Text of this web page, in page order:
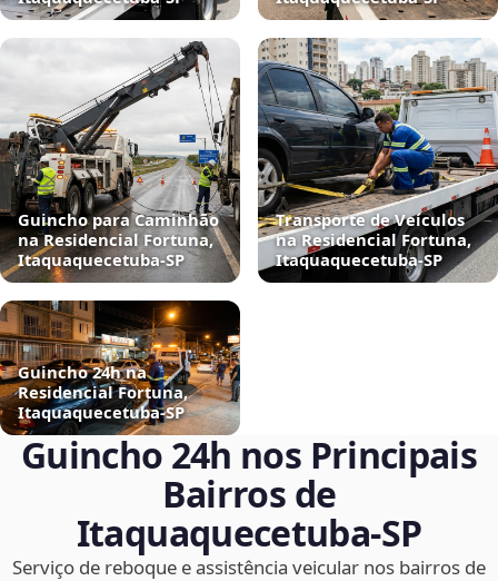
Guincho para Caminhão
na Residencial Fortuna,
Itaquaquecetuba‑SP
Transporte de Veículos
na Residencial Fortuna,
Itaquaquecetuba‑SP
Guincho 24h na
Residencial Fortuna,
Itaquaquecetuba‑SP
Guincho 24h nos Principais
Bairros de
Itaquaquecetuba‑SP
Serviço de reboque e assistência veicular nos bairros de